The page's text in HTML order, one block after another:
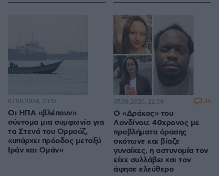
Οι ΗΠΑ «βλέπουν»
σύντομα μια συμφωνία για
τα Στενά του Ορμούζ,
«υπάρχει πρόοδος μεταξύ
Ιράν και Ομάν»
07.08.2026, 23:15
Ο «Δράκος» του
Λονδίνου: 40χρονος με
προβλήματα όρασης
σκότωνε και βίαζε
γυναίκες, η αστυνομία τον
είχε συλλάβει και τον
άφησε ελεύθερο
07.08.2026, 22:54 38